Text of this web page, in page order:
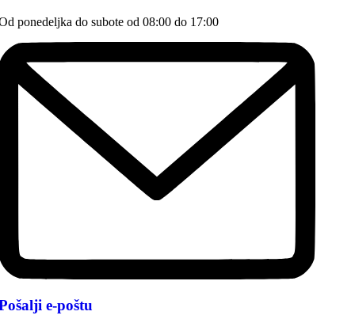
ponedeljka do subote od 08:00 do 17:00
e-poštu